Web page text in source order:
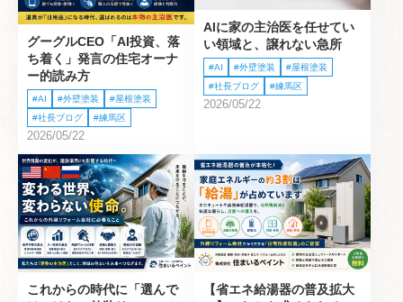
グーグルCEO「AI投資、落
ち着く」発言の住宅オーナ
ー的読み方
AI 外壁塗装
屋根塗装
社長ブログ
練馬区
2026/05/22
AIに家の主治医を任せてい
い領域と、譲れない急所
AI 外壁塗装
屋根塗装
社長ブログ
練馬区
2026/05/22
これからの時代に「選んで
【省エネ給湯器の普及拡大